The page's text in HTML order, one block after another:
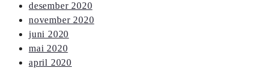
desember 2020
november 2020
juni 2020
mai 2020
april 2020